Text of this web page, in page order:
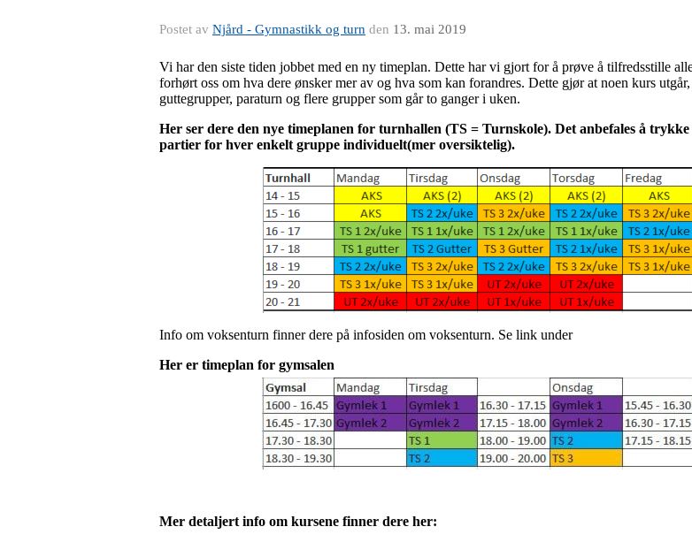
Postet av Njård - Gymnastikk og turn den 13. mai 2019
Vi har den siste tiden jobbet med en ny timeplan. Dette har vi gjort for å prøve å tilfredsstille
forhørt oss om hva dere ønsker mer av og hva som kan forandres. Dette gjør at noen kurs
guttegrupper, paraturn og flere grupper som går to ganger i uken.
Her ser dere den nye timeplanen for turnhallen (TS = Turnskole). Det anbefales å
partier for hver enkelt gruppe individuelt(mer oversiktelig).
Info om voksenturn finner dere på infosiden om voksenturn. Se link under
Her er timeplan for gymsalen
Mer detaljert info om kursene finner dere her: